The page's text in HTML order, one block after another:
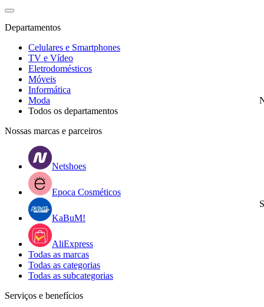
Departamentos
Celulares e Smartphones
TV e Vídeo
Eletrodomésticos
Móveis
Informática
Moda
Todos os departamentos
Nossas marcas e parceiros
Netshoes
Epoca Cosméticos
KaBuM!
AliExpress
Todas as marcas
Todas as categorias
Todas as subcategorias
Serviços e benefícios